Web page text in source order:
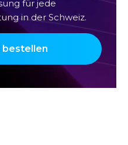
für jede
in der Schweiz.
bestellen